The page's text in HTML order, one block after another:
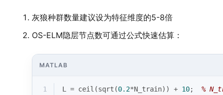
灰狼种群数量建议设为特征维度的5-8倍
OS-ELM隐层节点数可通过公式快速估算：
MATLAB
1 L = ceil (sqrt (0.2*N_train)) + 10; %